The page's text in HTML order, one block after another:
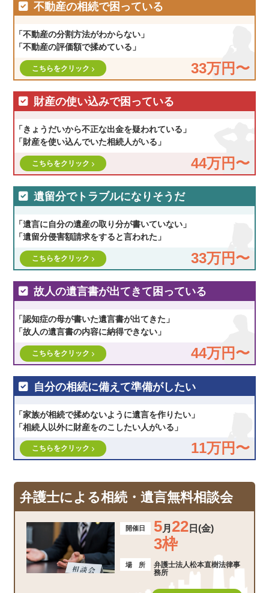
不動産の相続で困っている
「不動産の分割方法がわからない」
「不動産の評価額で揉めている」
33万円〜
こちらをクリック
財産の使い込みで困っている
「きょうだいから不正な出金を疑われている」
「財産を使い込んでいた相続人がいる」
44万円〜
こちらをクリック
遺留分でトラブルになりそうだ
「遺言に自分の遺産の取り分が書いていない」
「遺留分侵害額請求をすると言われた」
33万円〜
こちらをクリック
故人の遺言書が出てきて困っている
「認知症の母が書いた遺言書が出てきた」
「故人の遺言書の内容に納得できない」
44万円〜
こちらをクリック
自分の相続に備えて準備がしたい
「家族が相続で揉めないように遺言を作りたい」
「相続人以外に財産をのこしたい人がいる」
11万円〜
こちらをクリック
弁護士による相続・遺言無料相談会
開催日 5月 22日(金)
3枠
場 所
弁護士法人松本直樹法律事
務所